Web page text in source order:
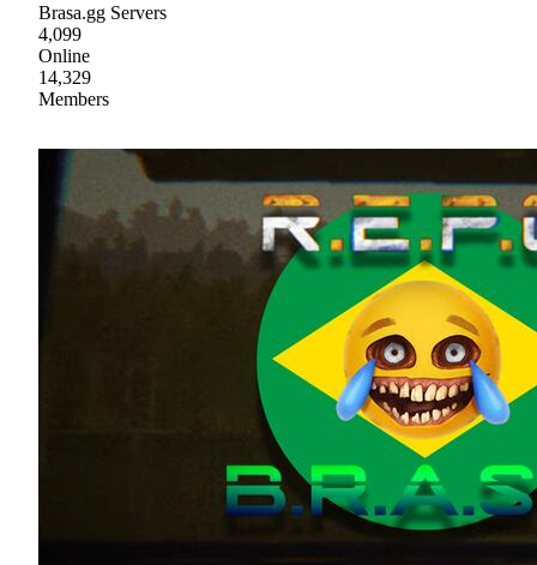
Brasa.gg Servers
4,099
Online
14,329
Members